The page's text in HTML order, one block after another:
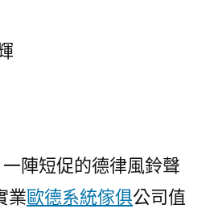
短促的德律風鈴聲
業歐德系統傢俱公司值